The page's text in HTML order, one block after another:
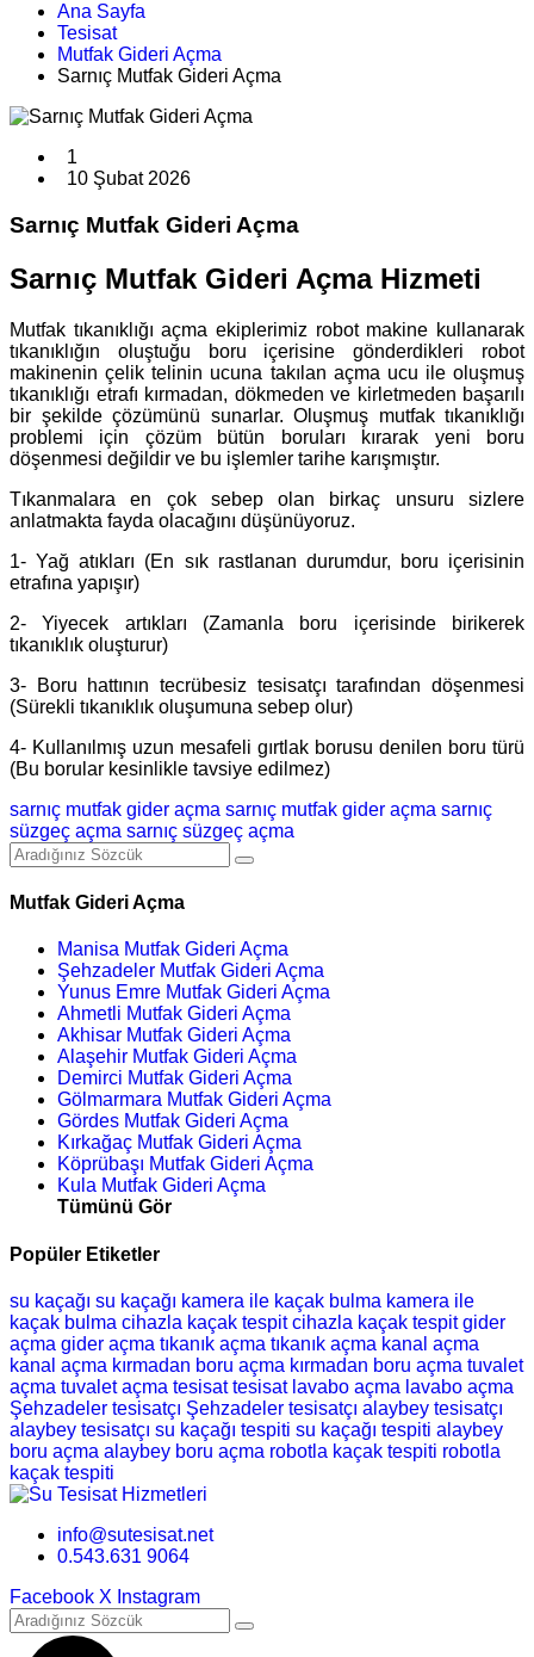
Ana Sayfa
Tesisat
Mutfak Gideri Açma
Sarnıç Mutfak Gideri Açma
1
10 Şubat 2026
Sarnıç Mutfak Gideri Açma
Sarnıç Mutfak Gideri Açma Hizmeti
Mutfak tıkanıklığı açma ekiplerimiz robot makine kullanarak
tıkanıklığın oluştuğu boru içerisine gönderdikleri robot
makinenin çelik telinin ucuna takılan açma ucu ile oluşmuş
tıkanıklığı etrafı kırmadan, dökmeden ve kirletmeden başarılı
bir şekilde çözümünü sunarlar. Oluşmuş mutfak tıkanıklığı
problemi için çözüm bütün boruları kırarak yeni boru
döşenmesi değildir ve bu işlemler tarihe karışmıştır.
Tıkanmalara en çok sebep olan birkaç unsuru sizlere
anlatmakta fayda olacağını düşünüyoruz.
1- Yağ atıkları (En sık rastlanan durumdur, boru içerisinin
etrafına yapışır)
2- Yiyecek artıkları (Zamanla boru içerisinde birikerek
tıkanıklık oluşturur)
3- Boru hattının tecrübesiz tesisatçı tarafından döşenmesi
(Sürekli tıkanıklık oluşumuna sebep olur)
4- Kullanılmış uzun mesafeli gırtlak borusu denilen boru türü
(Bu borular kesinlikle tavsiye edilmez)
sarnıç mutfak gider açma sarnıç mutfak gider açma sarnıç
süzgeç açma sarnıç süzgeç açma
Mutfak Gideri Açma
Manisa Mutfak Gideri Açma
Şehzadeler Mutfak Gideri Açma
Yunus Emre Mutfak Gideri Açma
Ahmetli Mutfak Gideri Açma
Akhisar Mutfak Gideri Açma
Alaşehir Mutfak Gideri Açma
Demirci Mutfak Gideri Açma
Gölmarmara Mutfak Gideri Açma
Gördes Mutfak Gideri Açma
Kırkağaç Mutfak Gideri Açma
Köprübaşı Mutfak Gideri Açma
Kula Mutfak Gideri Açma
Tümünü Gör
Popüler Etiketler
su kaçağı su kaçağı kamera ile kaçak bulma kamera ile
kaçak bulma cihazla kaçak tespit cihazla kaçak tespit gider
açma gider açma tıkanık açma tıkanık açma kanal açma
kanal açma kırmadan boru açma kırmadan boru açma tuvalet
açma tuvalet açma tesisat tesisat lavabo açma lavabo açma
Şehzadeler tesisatçı Şehzadeler tesisatçı alaybey tesisatçı
alaybey tesisatçı su kaçağı tespiti su kaçağı tespiti alaybey
boru açma alaybey boru açma robotla kaçak tespiti robotla
kaçak tespiti
info@sutesisat.net
0.543.631 9064
Facebook X Instagram